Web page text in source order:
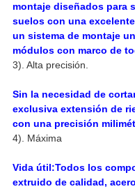
montaje diseñados para
suelos con una
un sistema de montaje
módulos con marco de
3). Alta precisión.
Sin la necesidad de
exclusiva extensión de
con una precisión
4). Máxima
Vida útil:Todos los
extruido de calidad,